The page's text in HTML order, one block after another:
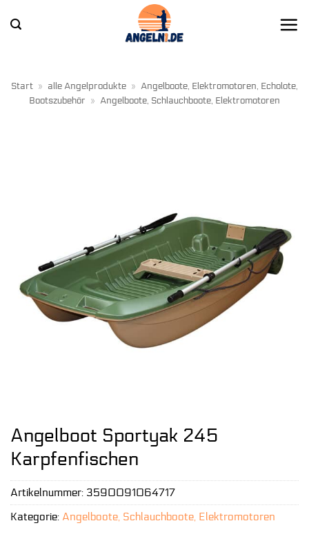
Inhalt
Start » alle Angelprodukte » Angelboote, Elektromotoren, Echolote,
Bootszubehör » Angelboote, Schlauchboote, Elektromotoren
Angelboot Sportyak 245
Karpfenfischen
Artikelnummer: 3590091064717
Kategorie: Angelboote, Schlauchboote, Elektromotoren